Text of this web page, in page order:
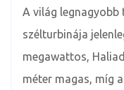
A világ legnagyobb
szélturbinája
megawattos,
méter magas, míg